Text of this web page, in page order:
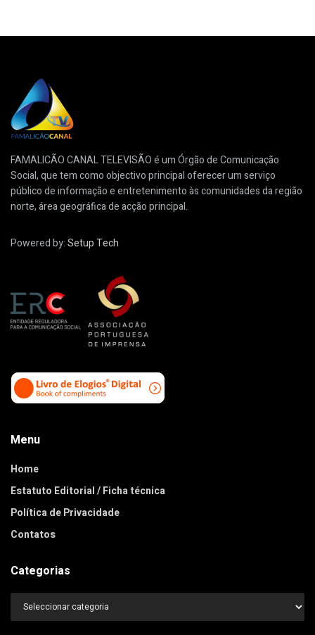
FAMALICÃO CANAL TELEVISÃO é um Órgão de Comunicação
Social, que tem como objectivo principal oferecer um serviço
público de informação e entretenimento às comunidades da região
norte, área geográfica de acção principal.
Powered by:Setup Tech
Menu
Home
Estatuto Editorial / Ficha técnica
Política de Privacidade
Contatos
Categorias
Categorias